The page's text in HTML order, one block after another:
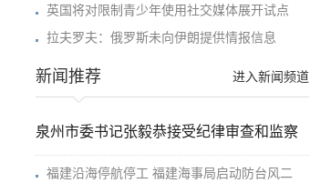
英国将对限制青少年使用社交媒体展开试点
拉夫罗夫：俄罗斯未向伊朗提供情报信息
进入新闻频道
新闻推荐
泉州市委书记张毅恭接受纪律审查和监察
福建沿海停航停工 福建海事局启动防台风二